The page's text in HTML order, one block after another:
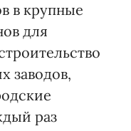
в крупные
для
заводов,
раз